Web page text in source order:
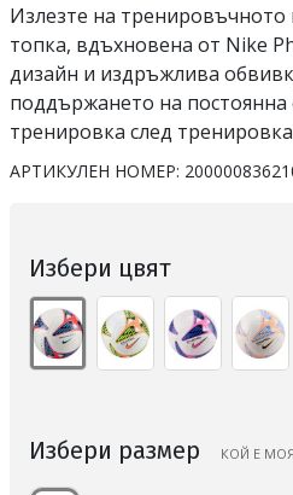
Излезте на тренировъчното
топка, вдъхновена от Nike
дизайн и издръжлива
поддържането на
тренировка след
АРТИКУЛЕН НОМЕР:
Избери цвят
Избери размер КОЙ Е